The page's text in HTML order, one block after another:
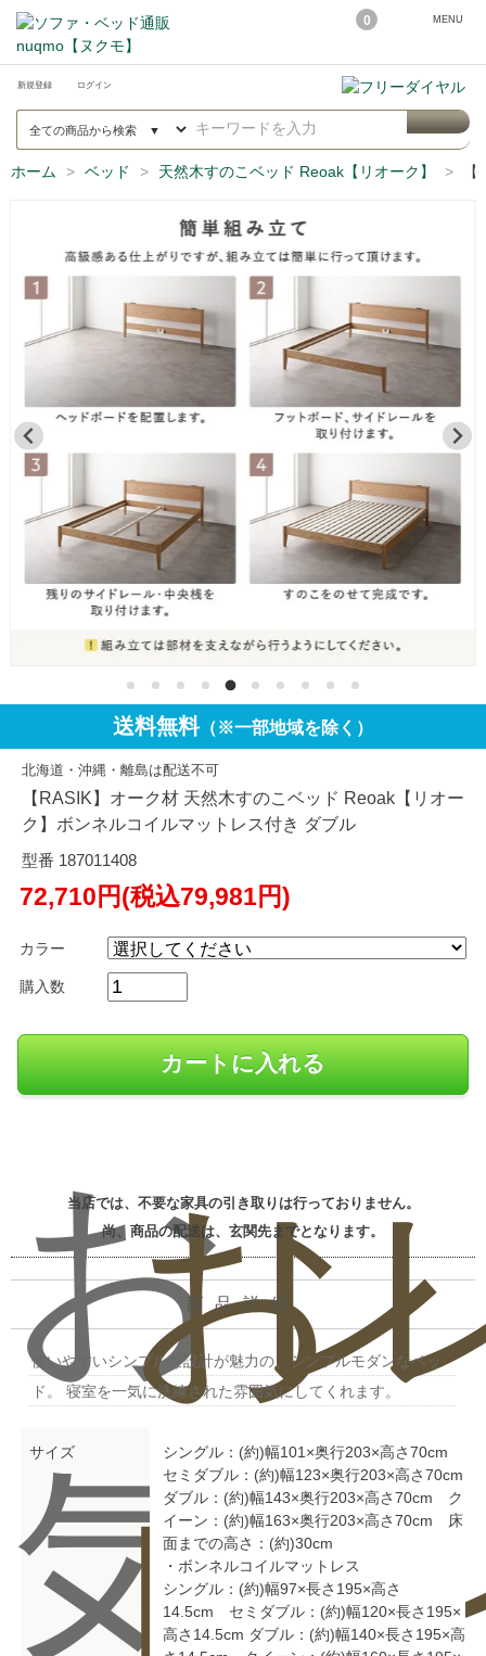
0 MENU
新規登録 ログイン
ホーム ベッド 天然木すのこベッド Reoak【リオーク】
送料無料（※一部地域を除く）
北海道・沖縄・離島は配送不可
【RASIK】オーク材 天然木すのこベッド Reoak【リオー
ク】ボンネルコイルマットレス付き ダブル
型番 187011408
72,710円(税込79,981円)
カラー
購入数
お
気
おレ
当店では、不要な家具の引き取りは行っておりません。
尚、商品の配送は、玄関先までとなります。
商品詳細
使いやすいシンプルな設計が魅力の、シンプルモダンなベッ
ド。 寝室を一気に洗練された雰囲気にしてくれます。
サイズ
シングル：(約)幅101×奥行203×高さ70cm
セミダブル：(約)幅123×奥行203×高さ70cm
ダブル：(約)幅143×奥行203×高さ70cm ク
イーン：(約)幅163×奥行203×高さ70cm 床
面までの高さ：(約)30cm
・ボンネルコイルマットレス
シングル：(約)幅97×長さ195×高さ
14.5cm セミダブル：(約)幅120×長さ195×
高さ14.5cm ダブル：(約)幅140×長さ195×高